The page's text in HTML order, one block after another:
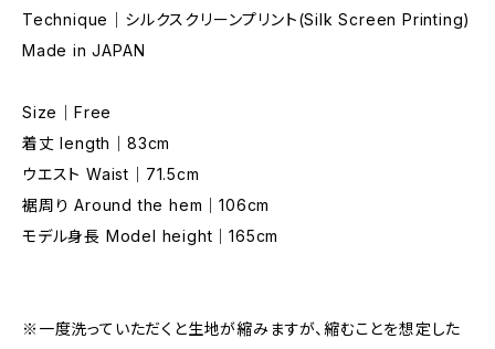
Technique｜シルクスクリーンプリント(Silk Screen Printing)
Made in JAPAN
Size｜Free
着丈 length｜83cm
ウエスト Waist｜71.5cm
裾周り Around the hem｜106cm
モデル身長 Model height｜165cm
※一度洗っていただくと生地が縮みますが、縮むことを想定した